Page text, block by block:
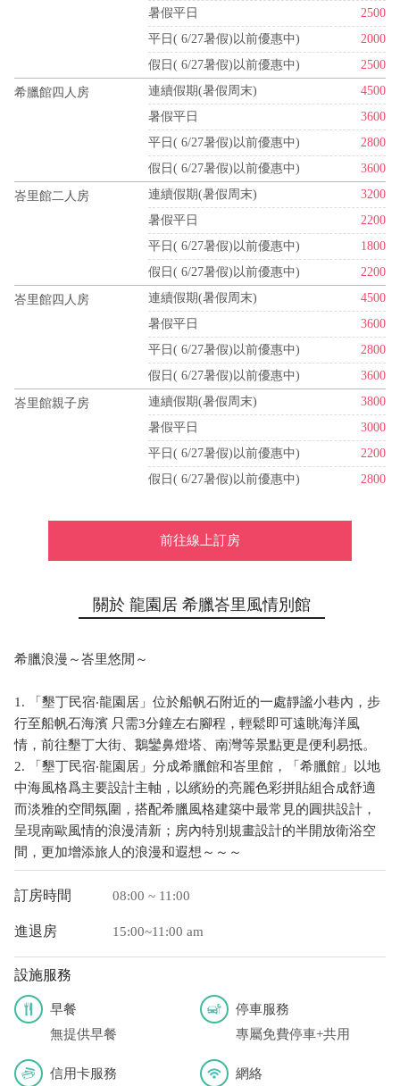
暑假平日
2500
平日( 6/27暑假)以前優惠中)
2000
假日( 6/27暑假)以前優惠中)
2500
希臘館四人房 連續假期(暑假周末)
4500
暑假平日
3600
平日( 6/27暑假)以前優惠中)
2800
假日( 6/27暑假)以前優惠中)
3600
峇里館二人房 連續假期(暑假周末)
3200
暑假平日
2200
平日( 6/27暑假)以前優惠中)
1800
假日( 6/27暑假)以前優惠中)
2200
峇里館四人房 連續假期(暑假周末)
4500
暑假平日
3600
平日( 6/27暑假)以前優惠中)
2800
假日( 6/27暑假)以前優惠中)
3600
峇里館親子房 連續假期(暑假周末)
3800
暑假平日
3000
平日( 6/27暑假)以前優惠中)
2200
假日( 6/27暑假)以前優惠中)
2800
前往線上訂房
關於 龍園居 希臘峇里風情別館
希臘浪漫～峇里悠閒～
1. 「墾丁民宿‧龍園居」位於船帆石附近的一處靜謐小巷內，步
行至船帆石海濱 只需3分鐘左右腳程，輕鬆即可遠眺海洋風
情，前往墾丁大街、鵝鑾鼻燈塔、南灣等景點更是便利易抵。
2. 「墾丁民宿‧龍園居」分成希臘館和峇里館，「希臘館」以地
中海風格爲主要設計主軸，以繽紛的亮麗色彩拼貼組合成舒適
而淡雅的空間氛圍，搭配希臘風格建築中最常見的圓拱設計，
呈現南歐風情的浪漫清新；房內特別規畫設計的半開放衛浴空
間，更加增添旅人的浪漫和遐想～～～
訂房時間 08:00 ~ 11:00
進退房 15:00~11:00 am
設施服務
早餐
無提供早餐
停車服務
專屬免費停車+共用
信用卡服務
網絡